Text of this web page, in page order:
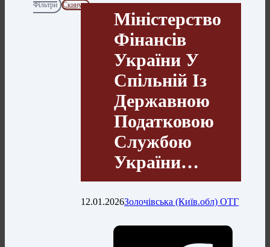
Фільтри
Скинути
Міністерство
Фінансів
України У
Спільній Із
Державною
Податковою
Службою
України…
12.01.2026Золочівська (Київ.обл) ОТГ